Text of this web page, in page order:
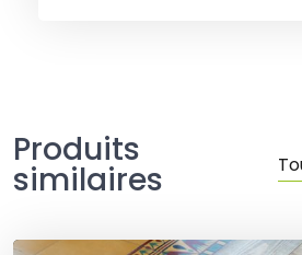
Produits
similaires